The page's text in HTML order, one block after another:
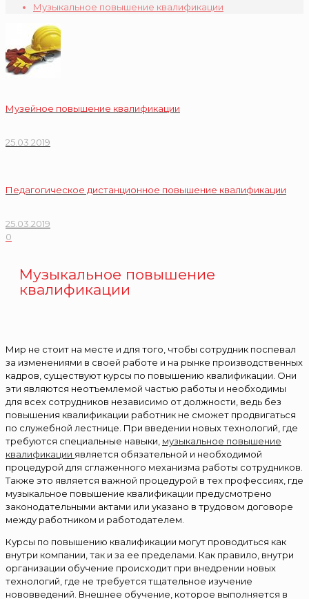
Музыкальное повышение квалификации
Музейное повышение квалификации
25.03.2019
Педагогическое дистанционное повышение квалификации
25.03.2019
0
Музыкальное повышение
квалификации
Мир не стоит на месте и для того, чтобы сотрудник поспевал
за изменениями в своей работе и на рынке производственных
кадров, существуют курсы по повышению квалификации. Они
эти являются неотъемлемой частью работы и необходимы
для всех сотрудников независимо от должности, ведь без
повышения квалификации работник не сможет продвигаться
по служебной лестнице. При введении новых технологий, где
требуются специальные навыки, музыкальное повышение
квалификации является обязательной и необходимой
процедурой для сглаженного механизма работы сотрудников.
Также это является важной процедурой в тех профессиях, где
музыкальное повышение квалификации предусмотрено
законодательными актами или указано в трудовом договоре
между работником и работодателем.
Курсы по повышению квалификации могут проводиться как
внутри компании, так и за ее пределами. Как правило, внутри
организации обучение происходит при внедрении новых
технологий, где не требуется тщательное изучение
нововведений. Внешнее обучение, которое выполняется в